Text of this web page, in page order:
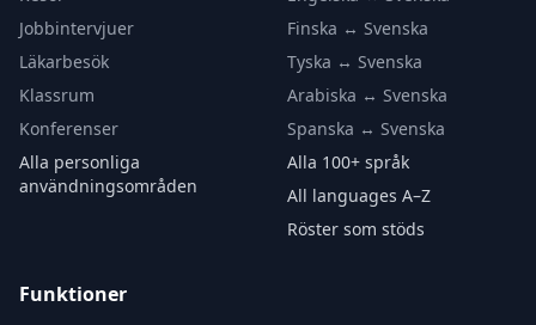
Jobbintervjuer
Läkarbesök
Klassrum
Konferenser
Alla personliga
användningsområden
Finska ↔ Svenska
Tyska ↔ Svenska
Arabiska ↔ Svenska
Spanska ↔ Svenska
Alla 100+ språk
All languages A–Z
Röster som stöds
Funktioner